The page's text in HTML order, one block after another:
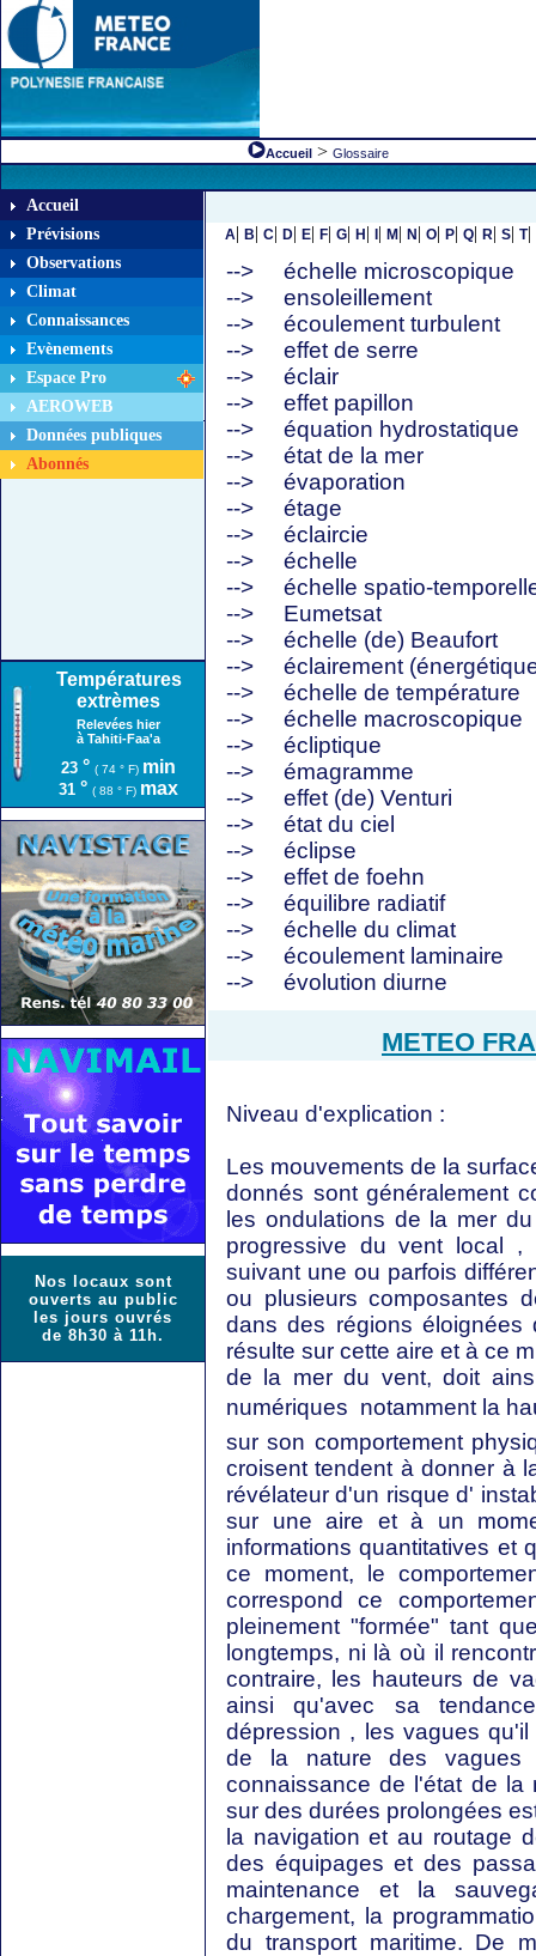
Accueil
Prévisions
Observations
Climat
Connaissances
Evènements
Espace Pro
AEROWEB
Données publiques
Abonnés
Accueil > Glossaire
Températures
extrèmes
Relevées hier
à Tahiti-Faa'a
23 ° ( 74 ° F) min
31 ° ( 88 ° F) max
Nos locaux sont
ouverts au public
les jours ouvrés
de 8h30 à 11h.
A| B| C| D| E| F| G| H | | M | N | O| P| Q| R| S| T|
-->
échelle microscopique
-->
ensoleillement
-->
écoulement turbulent
-->
effet de serre
-->
éclair
-->
effet papillon
-->
équation hydrostatique
-->
état de la mer
-->
évaporation
-->
étage
-->
éclaircie
-->
échelle
-->
échelle spatio-
-->
Eumetsat
-->
échelle (de) Beaufort
-->
éclairement
-->
échelle de température
-->
échelle macroscopique
-->
écliptique
-->
émagramme
-->
effet (de) Venturi
-->
état du ciel
-->
éclipse
-->
effet de foehn
-->
équilibre radiatif
-->
échelle du climat
-->
écoulement laminaire
-->
évolution diurne
METEO
Niveau d'explication :
Les mouvements de la
donnés sont généralement
les ondulations de la mer
progressive du vent local ,
suivant une ou parfois
ou plusieurs composantes
dans des régions
résulte sur cette aire et à ce
de la mer du vent, doit
numériques  notamment la
sur son comportement
croisent tendent à donner à
révélateur d'un risque d'
sur une aire et à un
informations quantitatives et
ce moment, le
correspond ce
pleinement "formée" tant
longtemps, ni là où il
contraire, les hauteurs de
ainsi qu'avec sa
dépression , les vagues
de la nature des
connaissance de l'état de la
sur des durées prolongées
la navigation et au routage
des équipages et des
maintenance et la
chargement, la
du transport maritime. De